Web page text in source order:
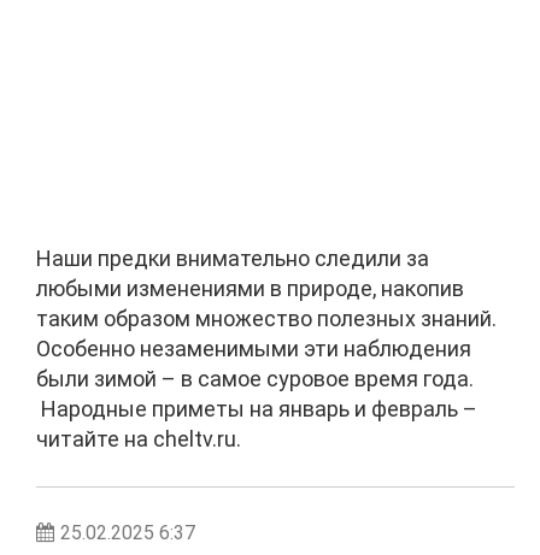
Наши предки внимательно следили за
любыми изменениями в природе, накопив
таким образом множество полезных знаний.
Особенно незаменимыми эти наблюдения
были зимой – в самое суровое время года.
Народные приметы на январь и февраль –
читайте на cheltv.ru.
25.02.2025 6:37